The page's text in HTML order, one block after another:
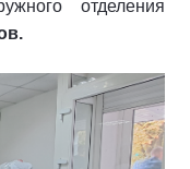
отделения